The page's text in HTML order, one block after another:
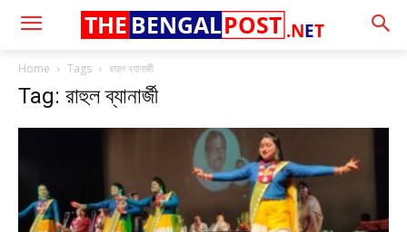
.NET
THE BENGALPOST
Home Tags রাহুল ব্যানার্জী
Tag: রাহুল ব্যানার্জী